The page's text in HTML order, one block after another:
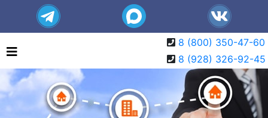
8 (800) 350-47-60
8 (928) 326-92-45